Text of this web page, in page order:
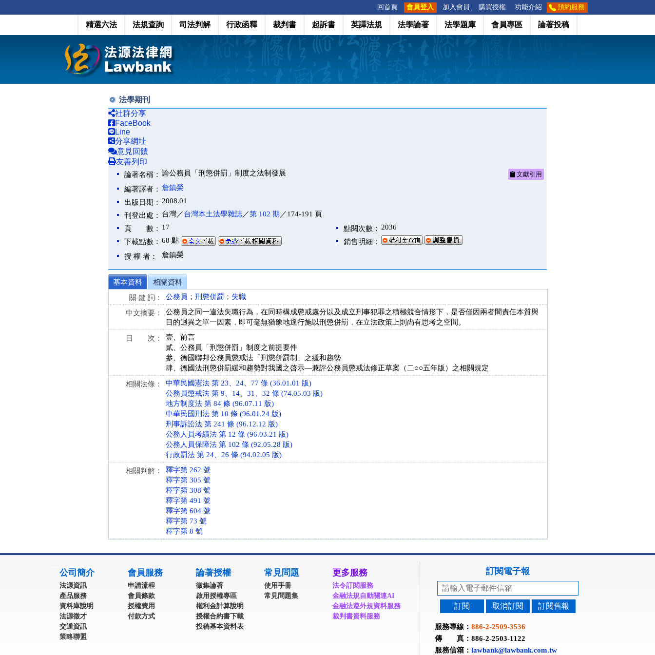
回首頁 會員登入 加入會員 購買授權 功能介紹 預約服務
精選六法 法規查詢 司法判解 行政函釋 裁判書 起訴書 英譯法規 法學論著 法學題庫 會員專區 論著投稿
法學期刊
社群分享
FaceBook
Line
分享網址
意見回饋
友善列印
論著名稱： 論公務員「刑懲併罰」制度之法制發展 文獻引用
編著譯者： 詹鎮榮
出版日期： 2008.01
刊登出處： 台灣／台灣本土法學雜誌／第 102 期 ／174-191 頁
頁 數： 17 點閱次數： 2036
下載點數： 68 點
銷售明細：
授 權 者：
詹鎮榮
基本資料
相關資料
關 鍵 詞：
公務員 ； 刑懲併罰 ； 失職
中文摘要：
公務員之同一違法失職行為，在同時構成懲戒處分以及成立刑事犯罪之積極競合情形下，是否僅因兩者間責任本質與
目的迥異之單一因素，即可毫無猶豫地逕行施以刑懲併罰，在立法政策上則尙有思考之空間。
目 次：
壹、前言
貳、公務員「刑懲併罰」制度之前提要件
參、德國聯邦公務員懲戒法「刑懲併罰制」之緩和趨勢
肆、德國法刑懲併罰緩和趨勢對我國之啓示—兼評公務員懲戒法修正草案（二○○五年版）之相關規定
相關法條：
中華民國憲法 第 23、24、77 條 (36.01.01 版)
公務員懲戒法 第 9、14、31、32 條 (74.05.03 版)
地方制度法 第 84 條 (96.07.11 版)
中華民國刑法 第 10 條 (96.01.24 版)
刑事訴訟法 第 241 條 (96.12.12 版)
公務人員考績法 第 12 條 (96.03.21 版)
公務人員保障法 第 102 條 (92.05.28 版)
行政罰法 第 24、26 條 (94.02.05 版)
相關判解：
釋字第 262 號
釋字第 305 號
釋字第 308 號
釋字第 491 號
釋字第 604 號
釋字第 73 號
釋字第 8 號
公司簡介
法源資訊
產品服務
資料庫說明
法源徵才
交通資訊
策略聯盟
會員服務
申請流程
會員條款
授權費用
付款方式
論著授權
徵集論著
啟用授權專區
權利金計算說明
授權合約書下載
投稿基本資料表
常見問題
使用手冊
常見問題集
更多服務
法令訂閱服務
金融法規自動關連AI
金融法遵外規資料服務
裁判書資料服務
訂閱電子報
訂閱 取消訂閱 訂閱舊報
服務專線： 886-2-2509-3536
傳 真：886-2-2503-1122
服務信箱： lawbank@lawbank.com.tw